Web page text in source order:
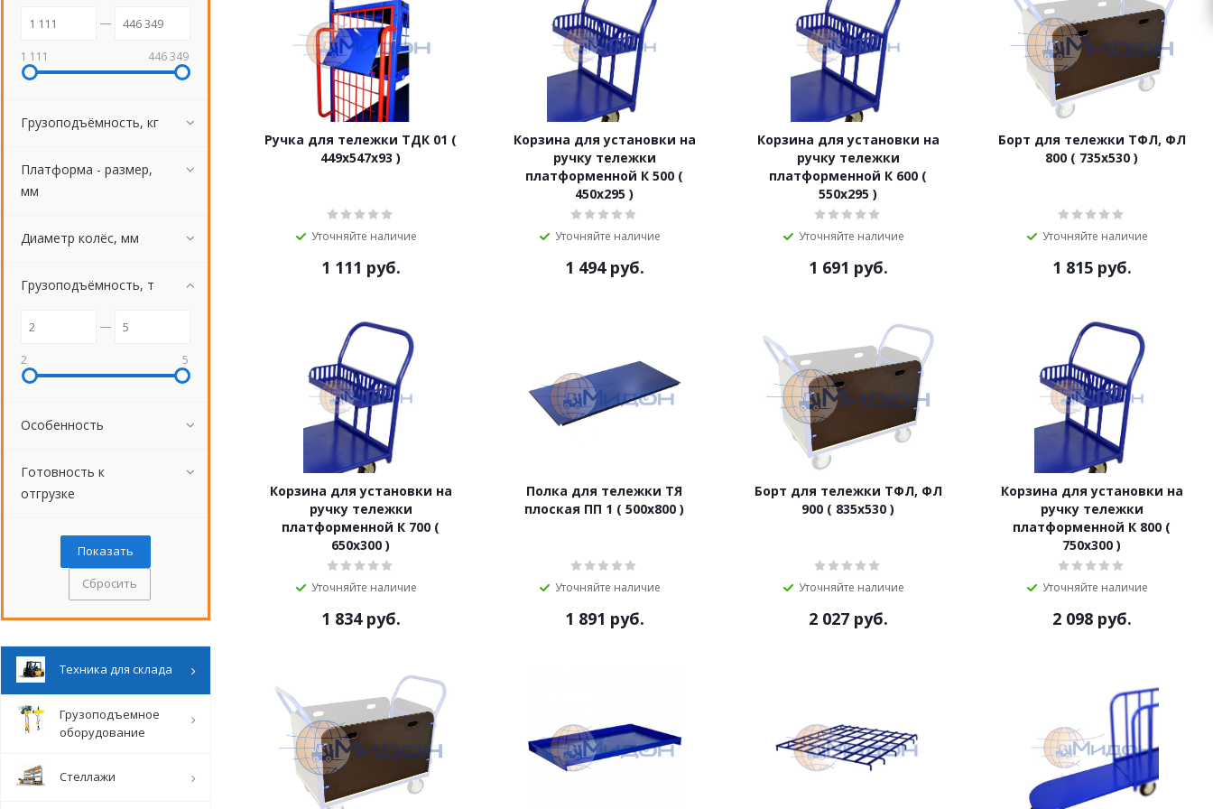
Ручка для тележки ТДК 01 (
449х547х93 )
Уточняйте наличие
1 111 руб.
Корзина для установки на
ручку тележки
платформенной К 500 (
450х295 )
Уточняйте наличие
1 494руб.
Корзина для установки на
ручку тележки
платформенной К 600 (
550х295 )
Уточняйте наличие
1 691 руб.
Борт для тележки ТФЛ, ФЛ
800 ( 735х530 )
Уточняйте наличие
1 815руб.
Корзина для установки на
ручку тележки
платформенной К 700 (
650х300 )
Уточняйте наличие
1 834руб.
Полка для тележки ТЯ
плоская ПП 1 ( 500х800 )
Уточняйте наличие
1 891 руб.
Борт для тележки ТФЛ, ФЛ
900 ( 835х530 )
Уточняйте наличие
2 027руб.
Корзина для установки на
ручку тележки
платформенной К 800 (
750х300 )
Уточняйте наличие
2 098руб.
1 111 446 349
Грузоподъёмность, кг
Платформа - размер,
мм
Диаметр колёс, мм
Грузоподъёмность, т
2 5
Особенность
Готовность к
отгрузке
Сбросить
Техника для склада
Грузоподъемное
оборудование
Стеллажи